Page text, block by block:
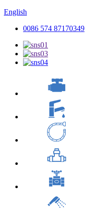
English
0086 574 87170349